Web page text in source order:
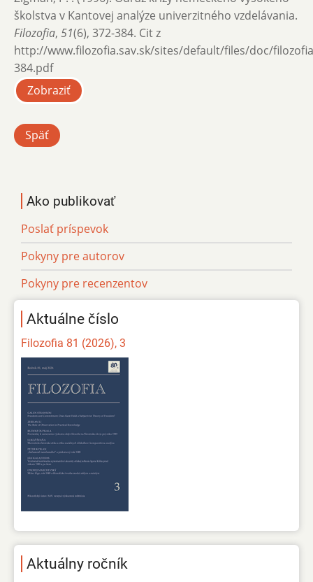
školstva v Kantovej analýze univerzitného vzdelávania.
Filozofia, 51(6), 372-384. Cit z
http://www.filozofia.sav.sk/sites/default/files/doc/
384.pdf
Zobraziť
Späť
Ako publikovať
Poslať príspevok
Pokyny pre autorov
Pokyny pre recenzentov
Aktuálne číslo
Filozofia 81 (2026), 3
Aktuálny ročník